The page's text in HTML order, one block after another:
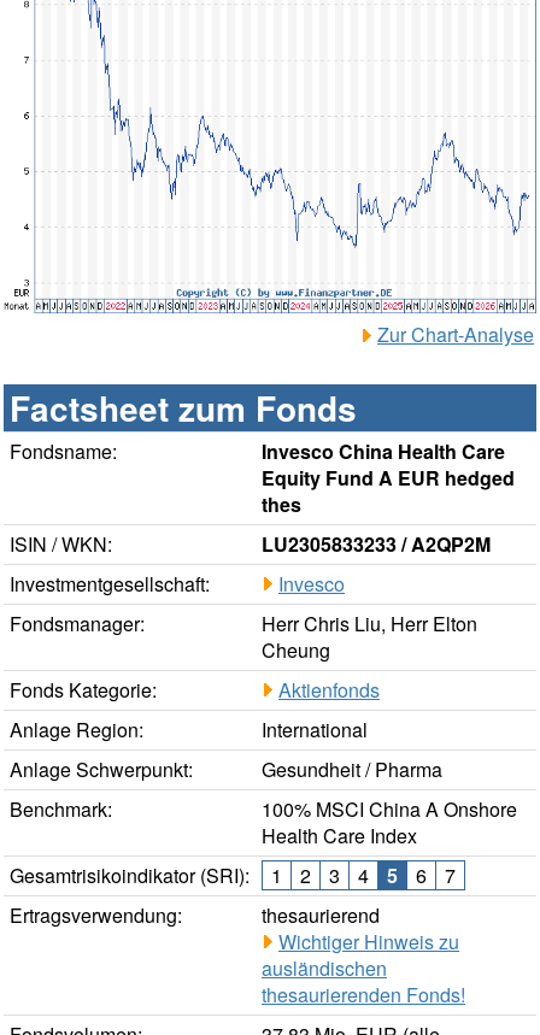
Zur Chart-Analyse
Factsheet zum Fonds
Fondsname:
Invesco China Health Care
Equity Fund A EUR hedged
thes
ISIN / WKN:
LU2305833233 / A2QP2M
Investmentgesellschaft:
Invesco
Fondsmanager:
Herr Chris Liu, Herr Elton
Cheung
Fonds Kategorie:
Aktienfonds
Anlage Region:
International
Anlage Schwerpunkt:
Gesundheit / Pharma
Benchmark:
100% MSCI China A Onshore
Health Care Index
Gesamtrisikoindikator (SRI):
1 2 3 4 5 6
7
Ertragsverwendung:
thesaurierend
Wichtiger Hinweis zu
ausländischen
thesaurierenden Fonds!